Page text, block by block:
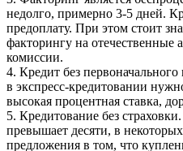
недолго, примерно 3-5 дней.
предоплату. При этом стоит
факторингу на отечественные
комиссии.
4. Кредит без
в экспресс-кредитовании
высокая процентная ставка,
5. Кредитование без
превышает десяти, в
предложения в том, что